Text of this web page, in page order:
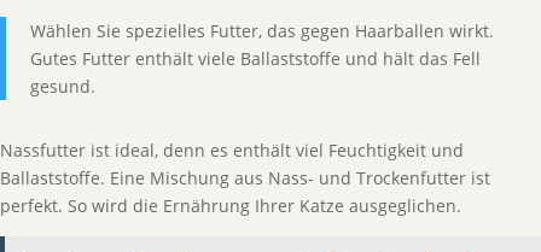
Wählen Sie spezielles Futter, das gegen Haarballen wirkt.
Gutes Futter enthält viele Ballaststoffe und hält das Fell
gesund.
Nassfutter ist ideal, denn es enthält viel Feuchtigkeit und
Ballaststoffe. Eine Mischung aus Nass- und Trockenfutter ist
perfekt. So wird die Ernährung Ihrer Katze ausgeglichen.